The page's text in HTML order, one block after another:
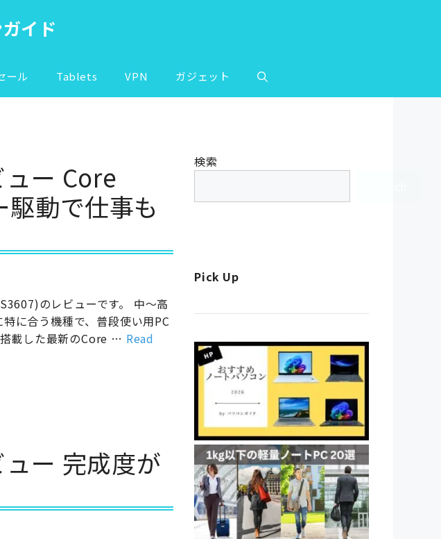
イド
ール Tablets VPN ガジェット
ー Core
動で仕事も
のレビューです。 中～高
に合う機種で、普段使い用PC
載した最新のCore … Read
ー 完成度が
検索
Pick Up